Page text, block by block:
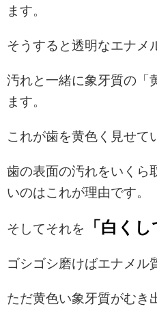
ます。
そうすると透明なエナメ
汚れと一緒に象牙質の「
ます。
これが歯を黄色く見せ
歯の表面の汚れをいくら
いのはこれが理由です。
そしてそれを 「白く
ゴシゴシ磨けばエナメル
ただ黄色い象牙質がむき